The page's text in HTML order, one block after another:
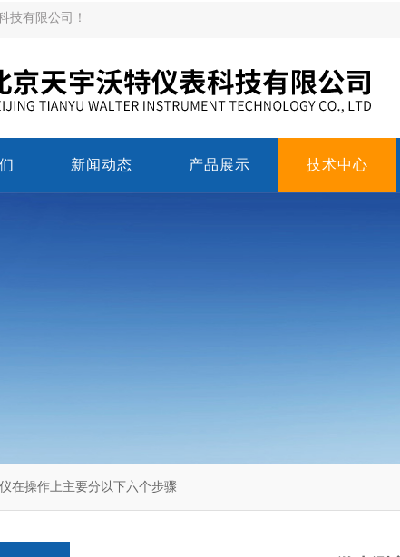
技有限公司！
新闻动态 产品展示 技术中心
在操作上主要分以下六个步骤